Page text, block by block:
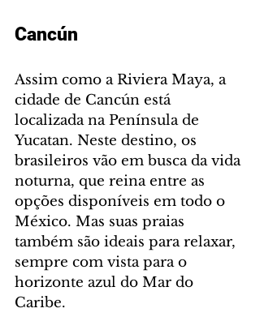
Cancún
Assim como a Riviera Maya, a
cidade de Cancún está
localizada na Península de
Yucatan. Neste destino, os
brasileiros vão em busca da vida
noturna, que reina entre as
opções disponíveis em todo o
México. Mas suas praias
também são ideais para relaxar,
sempre com vista para o
horizonte azul do Mar do
Caribe.